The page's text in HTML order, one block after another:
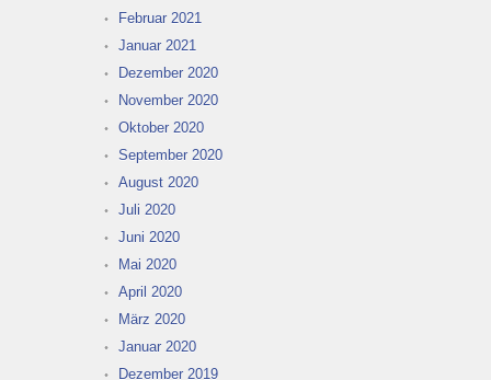
Februar 2021
Januar 2021
Dezember 2020
November 2020
Oktober 2020
September 2020
August 2020
Juli 2020
Juni 2020
Mai 2020
April 2020
März 2020
Januar 2020
Dezember 2019